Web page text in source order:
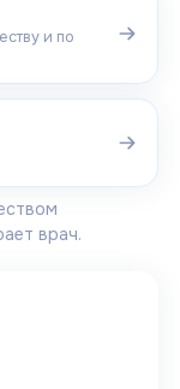
и по
врач.